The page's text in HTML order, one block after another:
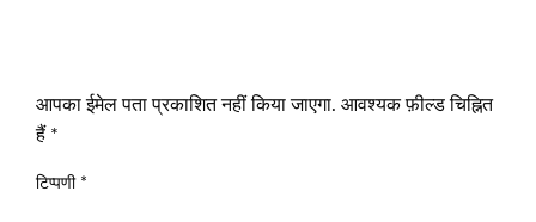
आपका ईमेल पता प्रकाशित नहीं किया जाएगा. आवश्यक फ़ील्ड चिह्नित
हैं *
टिप्पणी *